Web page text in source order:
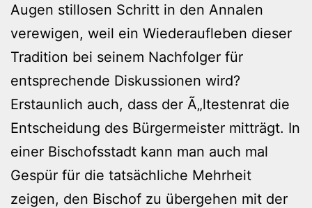
Augen stillosen Schritt in den Annalen
verewigen, weil ein Wiederaufleben dieser
Tradition bei seinem Nachfolger für
entsprechende Diskussionen wird?
Erstaunlich auch, dass der Ã„ltestenrat die
Entscheidung des Bürgermeister mitträgt. In
einer Bischofsstadt kann man auch mal
Gespür für die tatsächliche Mehrheit
zeigen, den Bischof zu übergehen mit der